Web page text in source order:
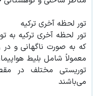
تور لحظه آخری ترکیه
تور لحظه آخری ترکیه به
که به صورت ناگهانی و در
معمولاً شامل بلیط
توریستی مختلف در
می‌باشند